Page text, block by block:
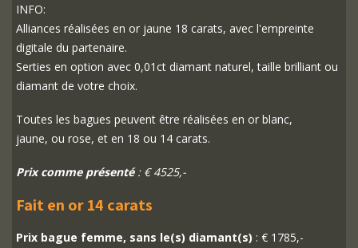
INFO:
Alliances réalisées en or jaune 18 carats, avec l'empreinte
digitale du partenaire.
Serties en option avec 0,01ct diamant naturel, taille brilliant ou
diamant de votre choix.
Toutes les bagues peuvent être réalisées en or blanc,
jaune, ou rose, et en 18 ou 14 carats.
Prix comme présenté: € 4525,-
Fait en or 14 carats
Prix bague femme, sans le(s) diamant(s) : € 1785,-